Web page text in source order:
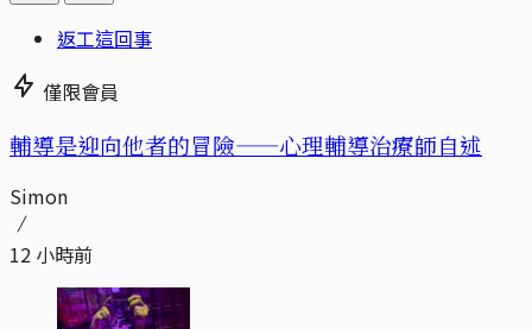
返工這回事
僅限會員
輔導是迎向他者的冒險——心理輔導治療師自述
Simon
12 小時前